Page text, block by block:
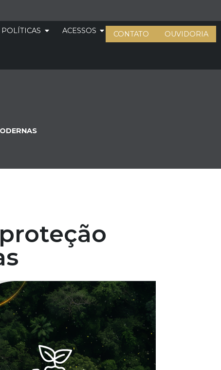
POLÍTICAS ACESSOS CONTATO OUVIDORIA